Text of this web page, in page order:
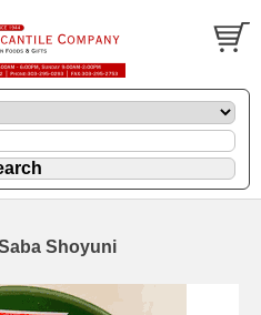
Shoyuni